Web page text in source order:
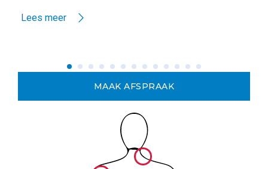
Lees meer
MAAK AFSPRAAK